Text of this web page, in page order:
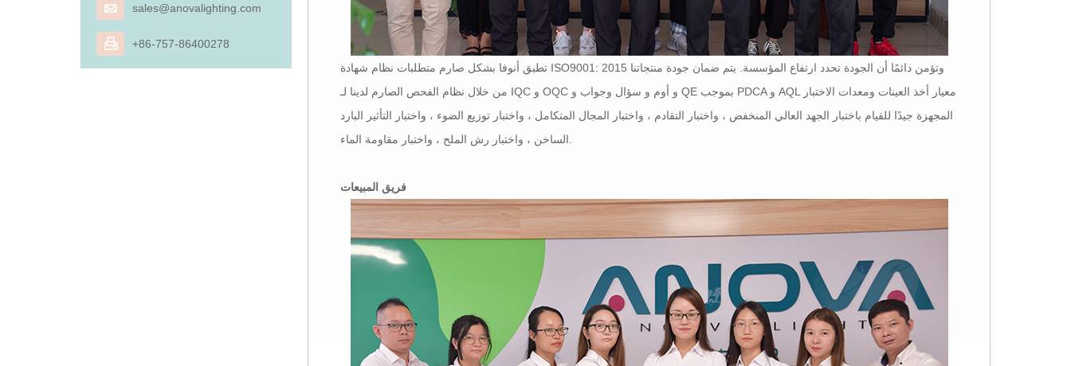
 sales@anovalighting.com
 +86-757-86400278
تطبق أنوفا بشكل صارم متطلبات نظام شهادة ISO9001: 2015 وتؤمن دائمًا أن الجودة تحدد ارتفاع المؤسسة. يتم ضمان جودة منتجاتنا
من خلال نظام الفحص الصارم لدينا لـ IQC و OQC و أوم و سؤال وجواب و QE بموجب PDCA و AQL معيار أخذ العينات ومعدات الاختبار
المجهزة جيدًا للقيام باختبار الجهد العالي المنخفض ، واختبار التقادم ، واختبار المجال المتكامل ، واختبار توزيع الضوء ، واختبار التأثير البارد
الساخن ، واختبار رش الملح ، واختبار مقاومة الماء.
فريق المبيعات